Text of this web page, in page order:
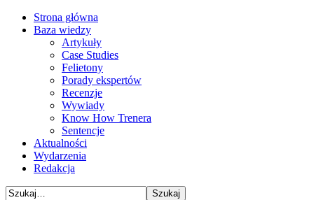
Strona główna
Baza wiedzy
Artykuły
Case Studies
Felietony
Porady ekspertów
Recenzje
Wywiady
Know How Trenera
Sentencje
Aktualności
Wydarzenia
Redakcja